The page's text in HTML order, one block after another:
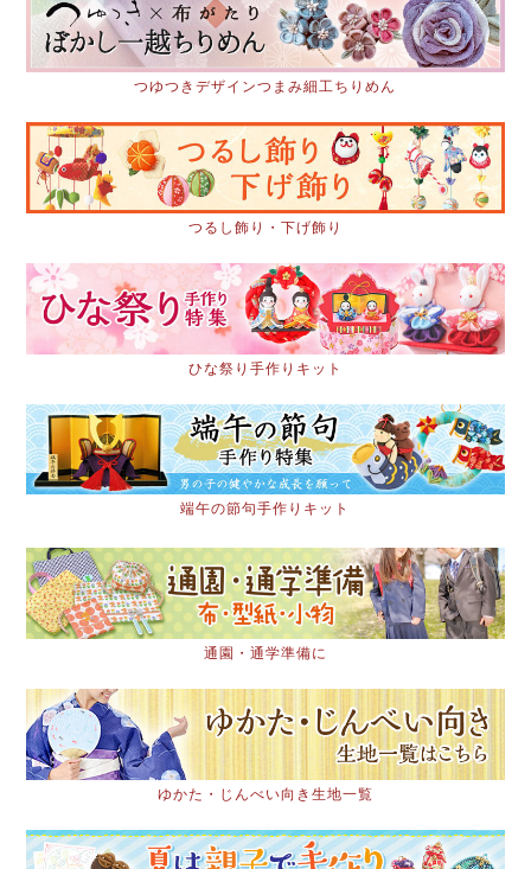
つゆつきデザインつまみ細工ちりめん
つるし飾り・下げ飾り
ひな祭り手作りキット
端午の節句手作りキット
通園・通学準備に
ゆかた・じんべい向き生地一覧